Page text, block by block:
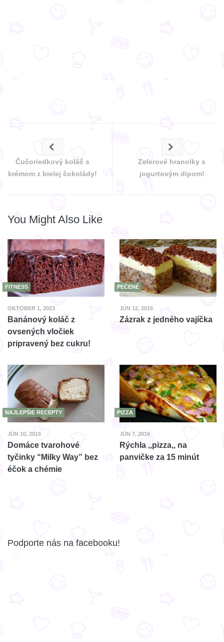
Čučoriedkový koláč s
krémom z bielej čokolády!
Zelerové hranolky s
jogurtovým dipom!
You Might Also Like
FITNESS
OKTÓBER 1, 2023
Banánový koláč z
ovsených vločiek
pripravený bez cukru!
PEČENÉ
JÚN 12, 2016
Zázrak z jedného vajíčka
NAJLEPŠIE RECEPTY
JÚN 10, 2016
Domáce tvarohové
tyčinky “Milky Way” bez
éčok a chémie
PIZZA
JÚN 7, 2016
Rýchla ,,pizza,, na
panvičke za 15 minút
Podporte nás na facebooku!